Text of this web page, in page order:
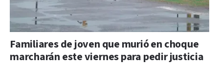
Familiares de joven que murió en choque
marcharán este viernes para pedir justicia